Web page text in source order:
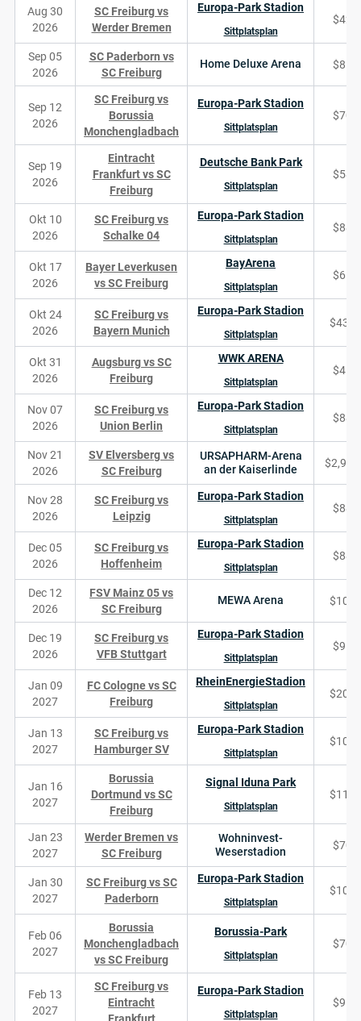
Aug 30
2026
SC Freiburg vs
Werder Bremen
Europa-Park Stadion
Sittplatsplan
$42
Sep 05
2026
SC Paderborn vs
SC Freiburg
Home Deluxe Arena $85
Sep 12
2026
SC Freiburg vs
Borussia
Monchengladbach
Europa-Park Stadion
Sittplatsplan
$70
Sep 19
2026
Eintracht
Frankfurt vs SC
Freiburg
Deutsche Bank Park
Sittplatsplan
$58
Okt 10
2026
SC Freiburg vs
Schalke 04
Europa-Park Stadion
Sittplatsplan
$88
Okt 17
2026
Bayer Leverkusen
vs SC Freiburg
BayArena
Sittplatsplan
$61
Okt 24
2026
SC Freiburg vs
Bayern Munich
Europa-Park Stadion
Sittplatsplan
$439
Okt 31
2026
Augsburg vs SC
Freiburg
WWK ARENA
Sittplatsplan
$45
Nov 07
2026
SC Freiburg vs
Union Berlin
Europa-Park Stadion
Sittplatsplan
$88
Nov 21
2026
SV Elversberg vs
SC Freiburg
URSAPHARM-Arena
an der Kaiserlinde
$2,970
Nov 28
2026
SC Freiburg vs
Leipzig
Europa-Park Stadion
Sittplatsplan
$88
Dec 05
2026
SC Freiburg vs
Hoffenheim
Europa-Park Stadion
Sittplatsplan
$88
Dec 12
2026
FSV Mainz 05 vs
SC Freiburg
MEWA Arena $104
Dec 19
2026
SC Freiburg vs
VFB Stuttgart
Europa-Park Stadion
Sittplatsplan
$95
Jan 09
2027
FC Cologne vs SC
Freiburg
RheinEnergieStadion
Sittplatsplan
$202
Jan 13
2027
SC Freiburg vs
Hamburger SV
Europa-Park Stadion
Sittplatsplan
$107
Jan 16
2027
Borussia
Dortmund vs SC
Freiburg
Signal Iduna Park
Sittplatsplan
$114
Jan 23
2027
Werder Bremen vs
SC Freiburg
Wohninvest-
Weserstadion
$70
Jan 30
2027
SC Freiburg vs SC
Paderborn
Europa-Park Stadion
Sittplatsplan
$107
Feb 06
2027
Borussia
Monchengladbach
vs SC Freiburg
Borussia-Park
Sittplatsplan
$70
Feb 13
2027
SC Freiburg vs
Eintracht
Europa-Park Stadion
Sittplatsplan
$95